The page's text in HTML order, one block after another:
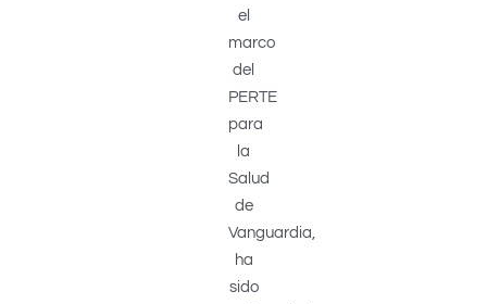
el
marco
del
PERTE
para
la
Salud
de
Vanguardia,
ha
sido